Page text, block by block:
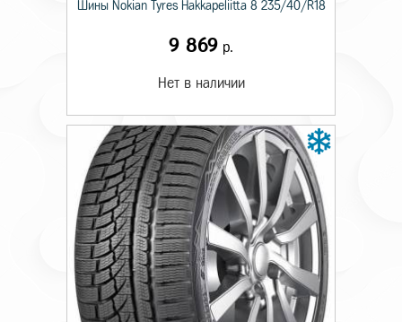
Шины Nokian Tyres Hakkapeliitta 8 235/40/R18
9 869 р.
Нет в наличии